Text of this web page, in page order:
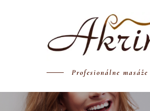
Profesionálne masáže